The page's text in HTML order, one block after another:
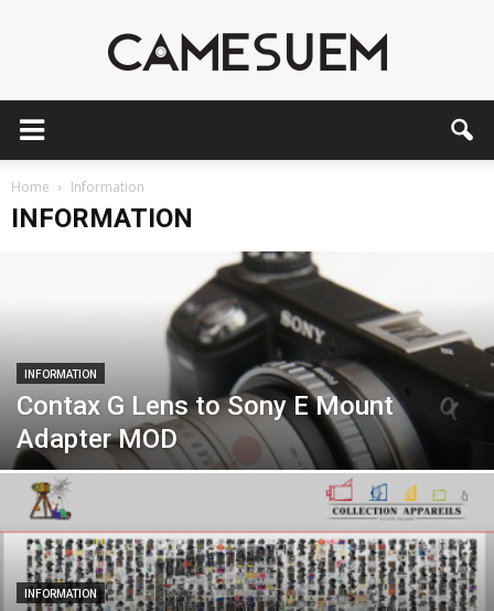
Home Information
INFORMATION
INFORMATION
Contax G Lens to Sony E Mount
Adapter MOD
INFORMATION